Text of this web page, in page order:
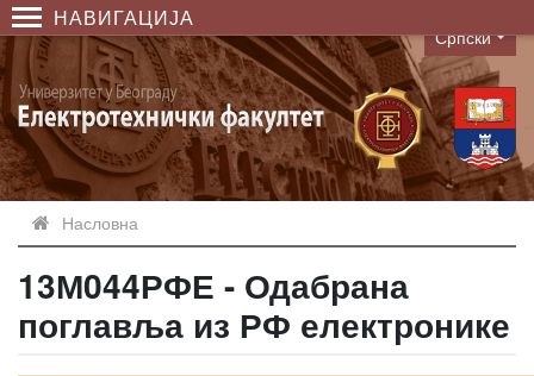
НАВИГАЦИЈА
Language
Српски
Насловна
13М044РФЕ - Одабрана
поглавља из РФ електронике